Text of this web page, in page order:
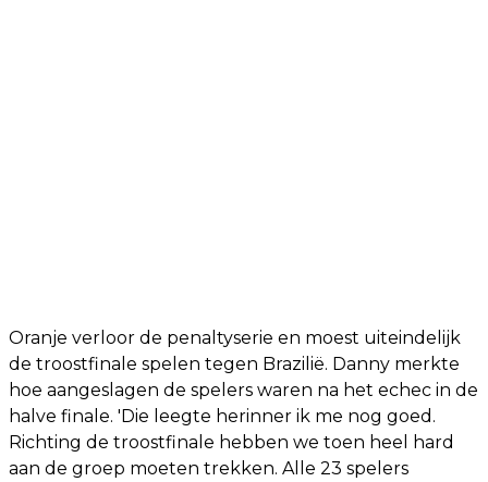
Oranje verloor de penaltyserie en moest uiteindelijk
de troostfinale spelen tegen Brazilië. Danny merkte
hoe aangeslagen de spelers waren na het echec in de
halve finale. 'Die leegte herinner ik me nog goed.
Richting de troostfinale hebben we toen heel hard
aan de groep moeten trekken. Alle 23 spelers